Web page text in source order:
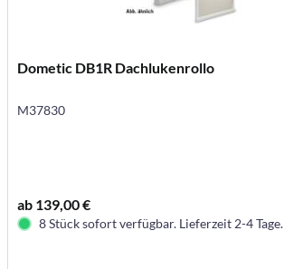
Dometic DB1R Dachlukenrollo
M37830
ab 139,00 €
8 Stück sofort verfügbar. Lieferzeit 2-4 Tage.